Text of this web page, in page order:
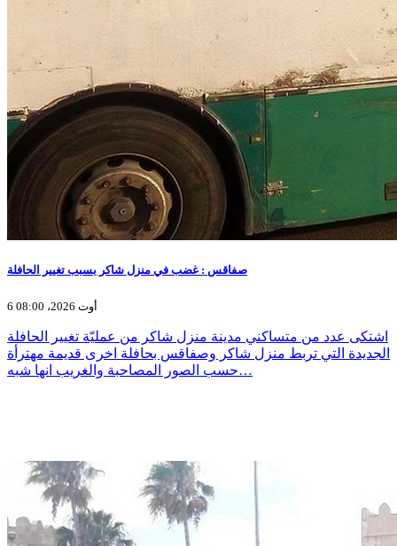
صفاقس : غضب في منزل شاكر بسبب تغيير الحافلة
6 أوت 2026، 08:00
اشتكى عدد من متساكني مدينة منزل شاكر من عمليّة تغيير الحافلة
الجديدة التي تربط منزل شاكر وصفاقس بحافلة اخرى قديمة مهترأة
حسب الصور المصاحبة والغريب انها شبه…